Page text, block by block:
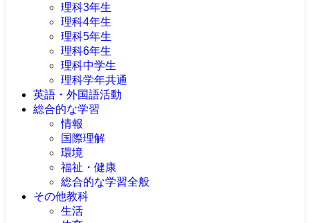
理科3年生
理科4年生
理科5年生
理科6年生
理科中学生
理科学年共通
英語・外国語活動
総合的な学習
情報
国際理解
環境
福祉・健康
総合的な学習全般
その他教科
生活